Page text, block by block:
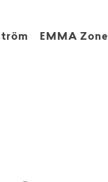
EMMA Zone